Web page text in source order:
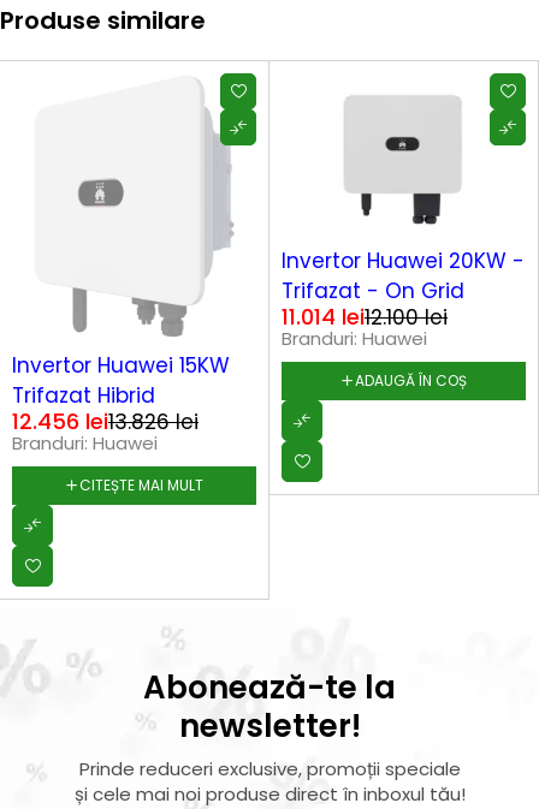
Produse similare
Invertor Huawei 15KW
Trifazat Hibrid
13.826lei
12.456 lei
Branduri: Huawei
CITEȘTE MAI MULT
HOT
Invertor Huawei 20KW -
Trifazat - On Grid
12.100lei
11.014 lei
Branduri: Huawei
ADAUGĂ ÎN COȘ
Abonează-te la
newsletter!
Prinde reduceri exclusive, promoții speciale
și cele mai noi produse direct în inboxul tău!